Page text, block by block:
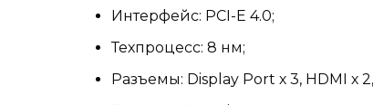
Интерфейс: PCI-E 4.0;
Техпроцесс: 8 нм;
Разъемы: Display Port х 3, HDMI х 2,